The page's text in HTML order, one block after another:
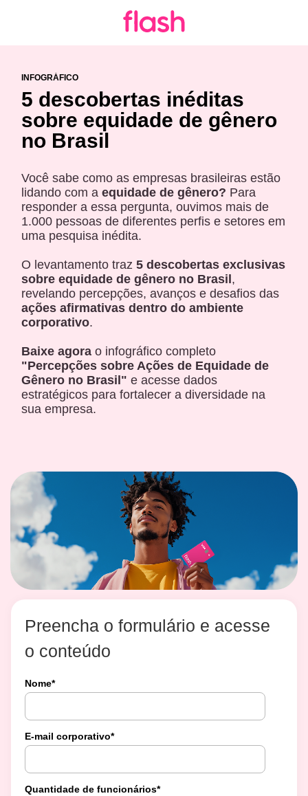
INFOGRÁFICO
5 descobertas inéditas
sobre equidade de gênero
no Brasil
Você sabe como as empresas brasileiras estão
lidando com a equidade de gênero? Para
responder a essa pergunta, ouvimos mais de
1.000 pessoas de diferentes perfis e setores em
uma pesquisa inédita.
O levantamento traz 5 descobertas exclusivas
sobre equidade de gênero no Brasil ,
revelando percepções, avanços e desafios das
ações afirmativas dentro do ambiente
corporativo.
Baixe agora o infográfico completo
"Percepções sobre Ações de Equidade de
Gênero no Brasil" e acesse dados
estratégicos para fortalecer a diversidade na
sua empresa.
Preencha o formulário e acesse
o conteúdo
Nome*
E-mail corporativo*
Quantidade de funcionários*